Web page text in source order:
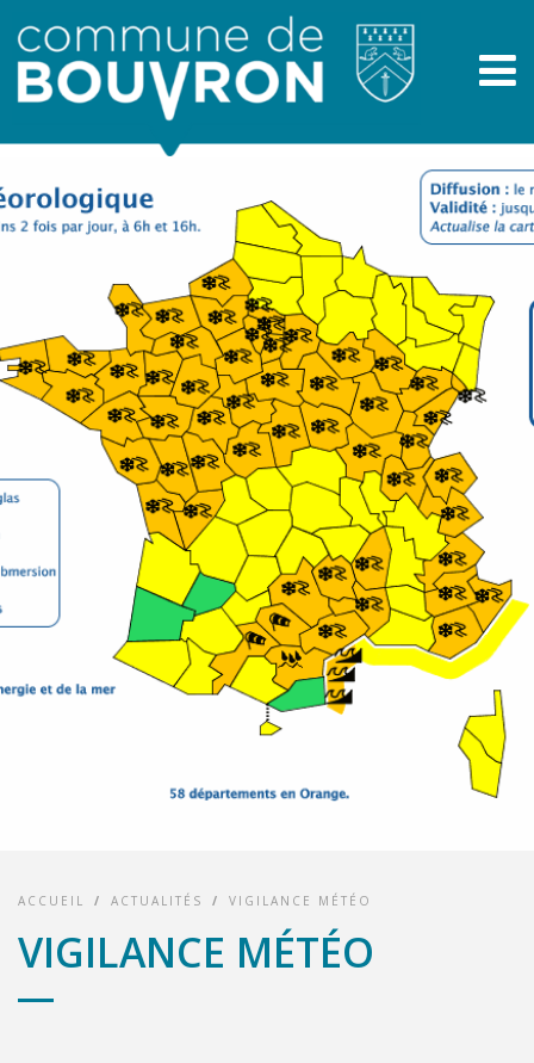
ACCUEIL / ACTUALITÉS / VIGILANCE MÉTÉO
VIGILANCE MÉTÉO